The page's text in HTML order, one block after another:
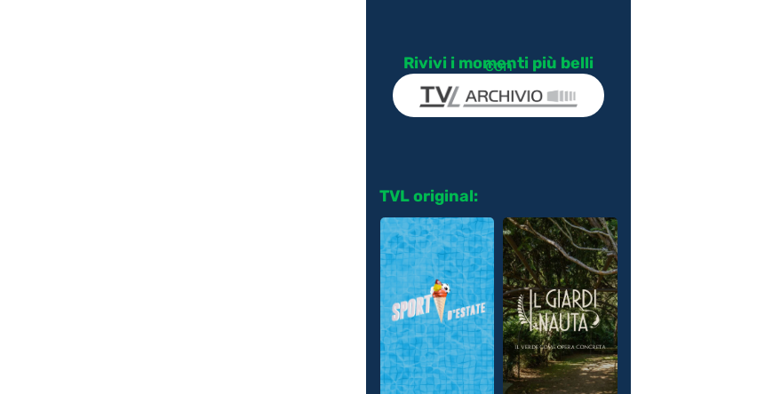
Rivivi i momenti più belli
con
TVL original: